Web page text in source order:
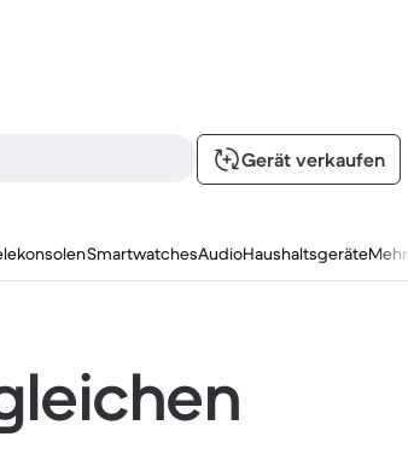
Gerät verkaufen
SmartwatchesAudioHaushaltsgeräteMehr